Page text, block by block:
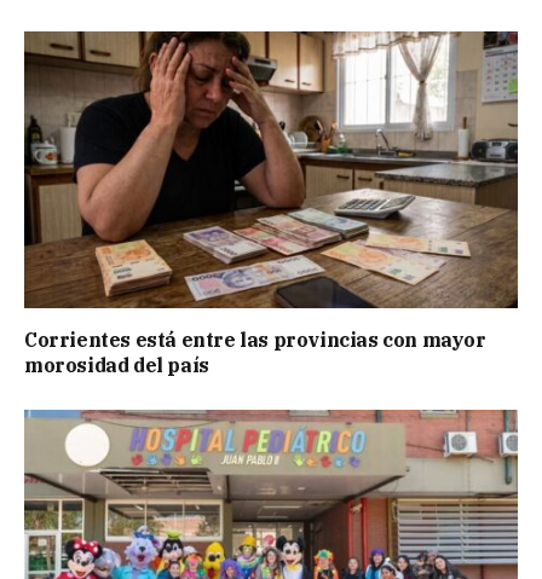
Corrientes está entre las provincias con mayor
morosidad del país